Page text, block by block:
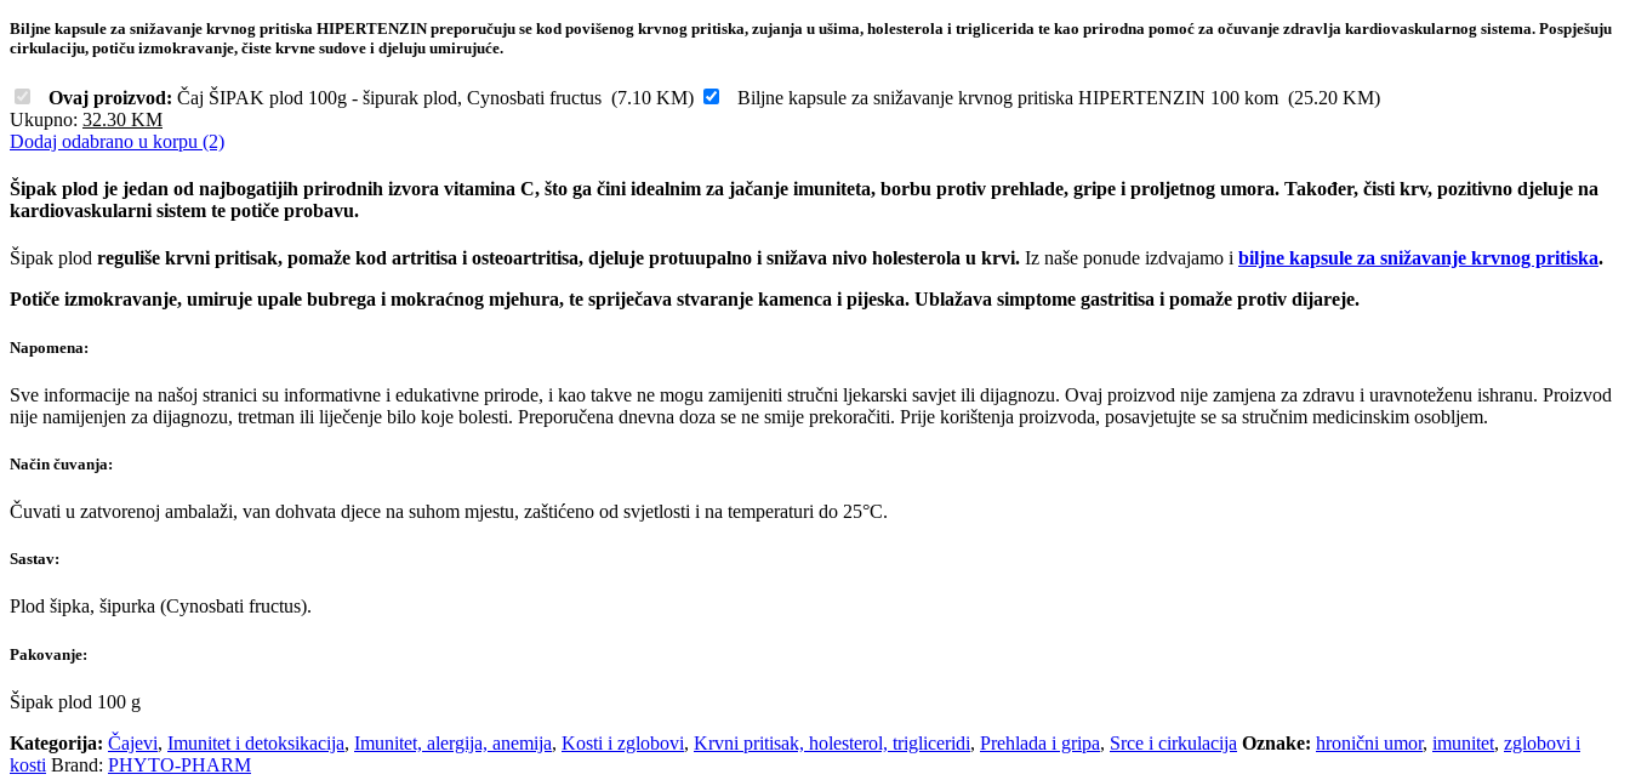
Biljne kapsule za snižavanje krvnog pritiska HIPERTENZIN preporučuju se kod povišenog krvnog pritiska, zujanja u ušima, holesterola i triglicerida te kao prirodna pomoć za očuvanje zdravlja kardiovaskularnog sistema. Pospješuju
cirkulaciju, potiču izmokravanje, čiste krvne sudove i djeluju umirujuće.
Ovaj proizvod: Čaj ŠIPAK plod 100g - šipurak plod, Cynosbati fructus (7.10 KM) Biljne kapsule za snižavanje krvnog pritiska HIPERTENZIN 100 kom (25.20 KM)
Ukupno: 32.30 KM
Dodaj odabrano u korpu (2)
Šipak plod je jedan od najbogatijih prirodnih izvora vitamina C, što ga čini idealnim za jačanje imuniteta, borbu protiv prehlade, gripe i proljetnog umora. Također, čisti krv, pozitivno djeluje na
kardiovaskularni sistem te potiče probavu.
Šipak plod reguliše krvni pritisak, pomaže kod artritisa i osteoartritisa, djeluje protuupalno i snižava nivo holesterola u krvi. Iz naše ponude izdvajamo i biljne kapsule za snižavanje krvnog pritiska.
Potiče izmokravanje, umiruje upale bubrega i mokraćnog mjehura, te spriječava stvaranje kamenca i pijeska. Ublažava simptome gastritisa i pomaže protiv dijareje.
Napomena:
Sve informacije na našoj stranici su informativne i edukativne prirode, i kao takve ne mogu zamijeniti stručni ljekarski savjet ili dijagnozu. Ovaj proizvod nije zamjena za zdravu i uravnoteženu ishranu. Proizvod
nije namijenjen za dijagnozu, tretman ili liječenje bilo koje bolesti. Preporučena dnevna doza se ne smije prekoračiti. Prije korištenja proizvoda, posavjetujte se sa stručnim medicinskim osobljem.
Način čuvanja:
Čuvati u zatvorenoj ambalaži, van dohvata djece na suhom mjestu, zaštićeno od svjetlosti i na temperaturi do 25°C.
Sastav:
Plod šipka, šipurka (Cynosbati fructus).
Pakovanje:
Šipak plod 100 g
Kategorija: Čajevi, Imunitet i detoksikacija, Imunitet, alergija, anemija, Kosti i zglobovi, Krvni pritisak, holesterol, trigliceridi, Prehlada i gripa, Srce i cirkulacija Oznake: hronični umor, imunitet, zglobovi i
kosti Brand: PHYTO-PHARM